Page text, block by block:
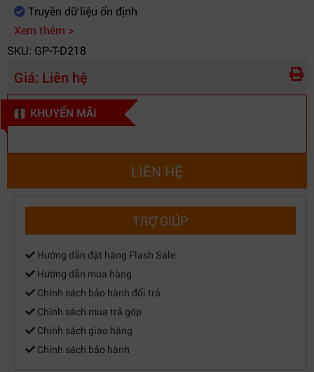
Truyền dữ liệu ổn định
Xem thêm >
SKU: GP-T-D218
Giá: Liên hệ
KHUYẾN MÃI
LIÊN HỆ
TRỢ GIÚP
Hướng dẫn đặt hàng Flash Sale
Hướng dẫn mua hàng
Chính sách bảo hành đổi trả
Chính sách mua trả góp
Chính sách giao hàng
Chính sách bảo hành